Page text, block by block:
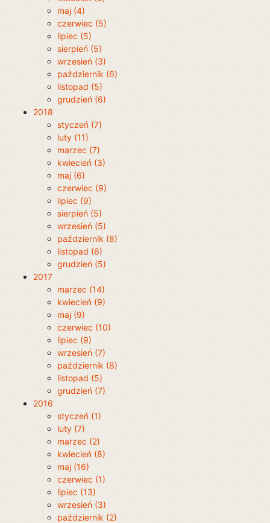
maj (4)
czerwiec (5)
lipiec (5)
sierpień (5)
wrzesień (3)
październik (6)
listopad (5)
grudzień (6)
2018
styczeń (7)
luty (11)
marzec (7)
kwiecień (3)
maj (6)
czerwiec (9)
lipiec (9)
sierpień (5)
wrzesień (5)
październik (8)
listopad (6)
grudzień (5)
2017
marzec (14)
kwiecień (9)
maj (9)
czerwiec (10)
lipiec (9)
wrzesień (7)
październik (8)
listopad (5)
grudzień (7)
2016
styczeń (1)
luty (7)
marzec (2)
kwiecień (8)
maj (16)
czerwiec (1)
lipiec (13)
wrzesień (3)
październik (2)